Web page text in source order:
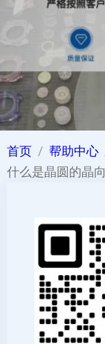
首页 帮助中心
什么是晶圆的晶